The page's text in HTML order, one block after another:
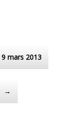
mars 2013
→